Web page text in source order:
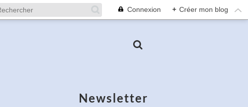
Connexion + Créer mon blog
Newsletter